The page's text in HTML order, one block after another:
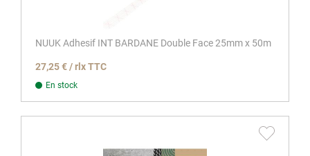
NUUK Adhesif INT BARDANE Double Face 25mm x 50m
27,25 € / rlx TTC
En stock